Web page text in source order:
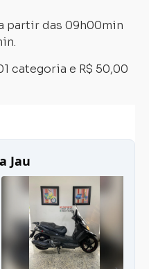
partir das 09h00min
categoria e R$ 50,00